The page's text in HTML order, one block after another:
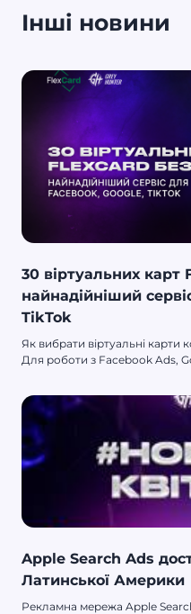
Інші новини
30 віртуальних
найнадійніший
TikTok
Як вибрати віртуальні карти
Для роботи з Facebook Ads,
звернути особливу увагу. По-
картки всім новачкам, по-
по-третє – надійні біни та
Apple Search Ads
Латинської Америки
Рекламна мережа Apple